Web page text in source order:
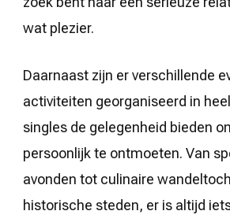
wat plezier.
Daarnaast zijn er verschillende
activiteiten georganiseerd in
singles de gelegenheid bieden
persoonlijk te ontmoeten. Van
avonden tot culinaire
historische steden, er is altijd